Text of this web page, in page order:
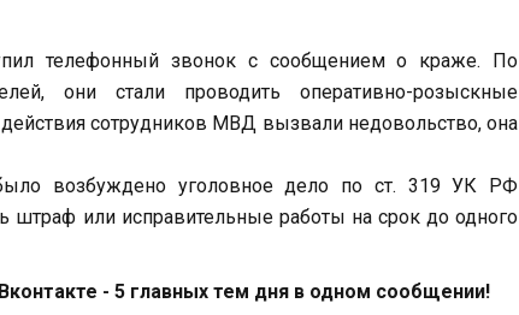
телефонный звонок с сообщением о краже. По
они стали проводить оперативно-розыскные
сотрудников МВД вызвали недовольство, она
возбуждено уголовное дело по ст. 319 УК РФ
штраф или исправительные работы на срок до одного
- 5 главных тем дня в одном сообщении!